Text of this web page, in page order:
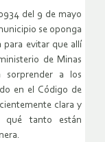
del 9 de mayo
se oponga
para evitar que allí
de Minas
sorprender a los
en el Código de
clara y
qué tanto están